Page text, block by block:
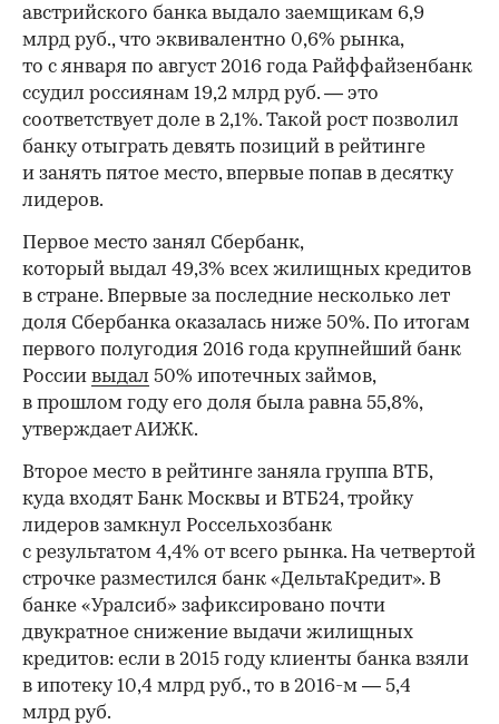
австрийского банка выдало заемщикам 6,9
млрд руб., что эквивалентно 0,6% рынка,
то с января по август 2016 года Райффайзенбанк
ссудил россиянам 19,2 млрд руб. — это
соответствует доле в 2,1%. Такой рост позволил
банку отыграть девять позиций в рейтинге
и занять пятое место, впервые попав в десятку
лидеров.
Первое место занял Сбербанк,
который выдал 49,3% всех жилищных кредитов
в стране. Впервые за последние несколько лет
доля Сбербанка оказалась ниже 50%. По итогам
первого полугодия 2016 года крупнейший банк
России выдал 50% ипотечных займов,
в прошлом году его доля была равна 55,8%,
утверждает АИЖК.
Второе место в рейтинге заняла группа ВТБ,
куда входят Банк Москвы и ВТБ24, тройку
лидеров замкнул Россельхозбанк
с результатом 4,4% от всего рынка. На четвертой
строчке разместился банк «ДельтаКредит». В
банке «Уралсиб» зафиксировано почти
двукратное снижение выдачи жилищных
кредитов: если в 2015 году клиенты банка взяли
в ипотеку 10,4 млрд руб., то в 2016-м — 5,4
млрд руб.